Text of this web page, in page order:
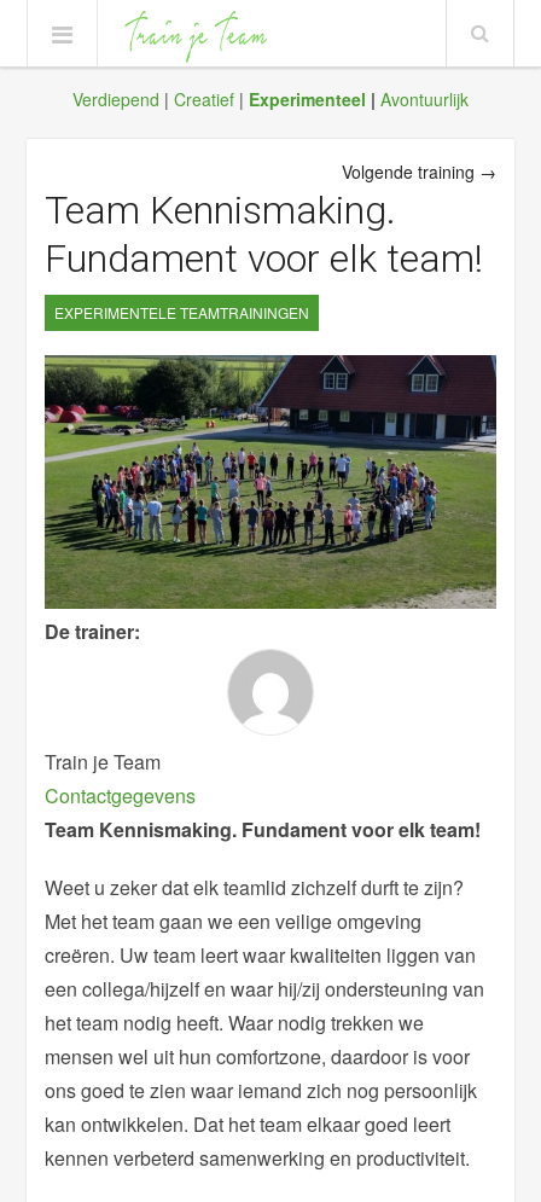
Verdiepend | Creatief | Experimenteel | Avontuurlijk
Volgende training →
Team Kennismaking.
Fundament voor elk team!
EXPERIMENTELE TEAMTRAININGEN
De trainer:
Train je Team
Contactgegevens
Team Kennismaking. Fundament voor elk team!
Weet u zeker dat elk teamlid zichzelf durft te zijn?
Met het team gaan we een veilige omgeving
creëren. Uw team leert waar kwaliteiten liggen van
een collega/hijzelf en waar hij/zij ondersteuning van
het team nodig heeft. Waar nodig trekken we
mensen wel uit hun comfortzone, daardoor is voor
ons goed te zien waar iemand zich nog persoonlijk
kan ontwikkelen. Dat het team elkaar goed leert
kennen verbeterd samenwerking en productiviteit.